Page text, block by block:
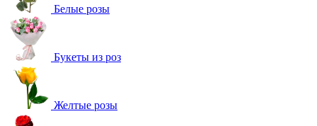
Белые розы
Букеты из роз
Желтые розы